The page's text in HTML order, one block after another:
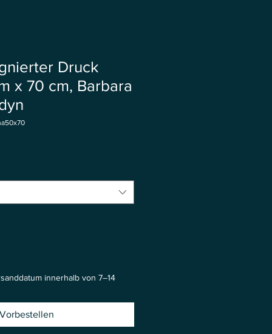
Druck
x 70 cm, Barbara
innerhalb von 7–14
Vorbestellen